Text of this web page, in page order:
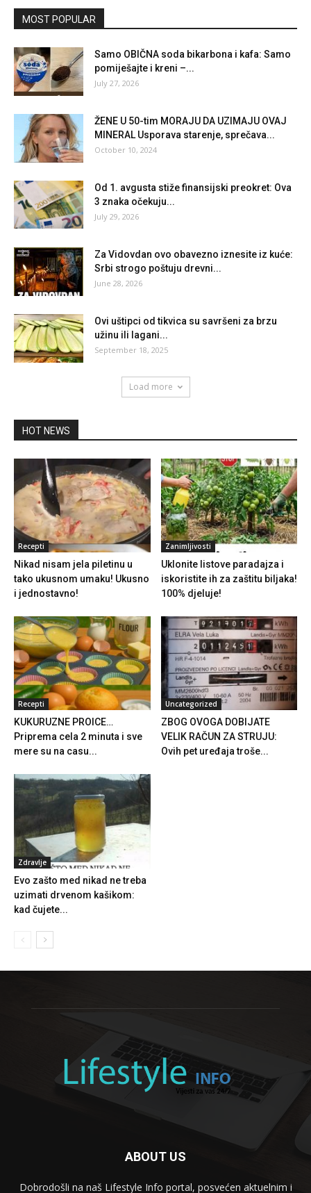
MOST POPULAR
Samo OBIČNA soda bikarbona i kafa: Samo
pomiješajte i kreni –...
July 27, 2026
ŽENE U 50-tim MORAJU DA UZIMAJU OVAJ
MINERAL Usporava starenje, sprečava...
October 10, 2024
Od 1. avgusta stiže finansijski preokret: Ova
3 znaka očekuju...
July 29, 2026
Za Vidovdan ovo obavezno iznesite iz kuće:
Srbi strogo poštuju drevni...
June 28, 2026
Ovi uštipci od tikvica su savršeni za brzu
užinu ili lagani...
September 18, 2025
Load more
HOT NEWS
Recepti
Nikad nisam jela piletinu u
tako ukusnom umaku! Ukusno
i jednostavno!
Zanimljivosti
Uklonite listove paradajza i
iskoristite ih za zaštitu biljaka!
100% djeluje!
Recepti
KUKURUZNE PROICE…
Priprema cela 2 minuta i sve
mere su na casu...
Uncategorized
ZBOG OVOGA DOBIJATE
VELIK RAČUN ZA STRUJU:
Ovih pet uređaja troše...
Zdravlje
Evo zašto med nikad ne treba
uzimati drvenom kašikom:
kad čujete...
ABOUT US
Dobrodošli na naš Lifestyle Info portal, posvećen aktuelnim i